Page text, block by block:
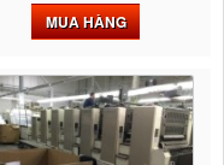
MUA HÀNG